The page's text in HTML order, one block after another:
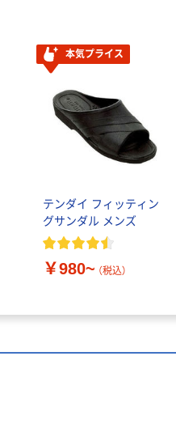
本気プライス
テンダイ フィッティン
グサンダル メンズ
￥980~ （税込）